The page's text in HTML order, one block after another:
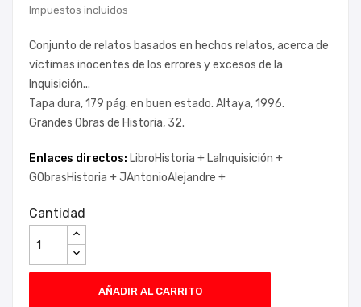
Impuestos incluidos
Conjunto de relatos basados en hechos relatos, acerca de
víctimas inocentes de los errores y excesos de la
Inquisición...
Tapa dura, 179 pág. en buen estado. Altaya, 1996.
Grandes Obras de Historia, 32.
Enlaces directos: LibroHistoria + LaInquisición +
GObrasHistoria +JAntonioAlejandre +
Cantidad
AÑADIR AL CARRITO